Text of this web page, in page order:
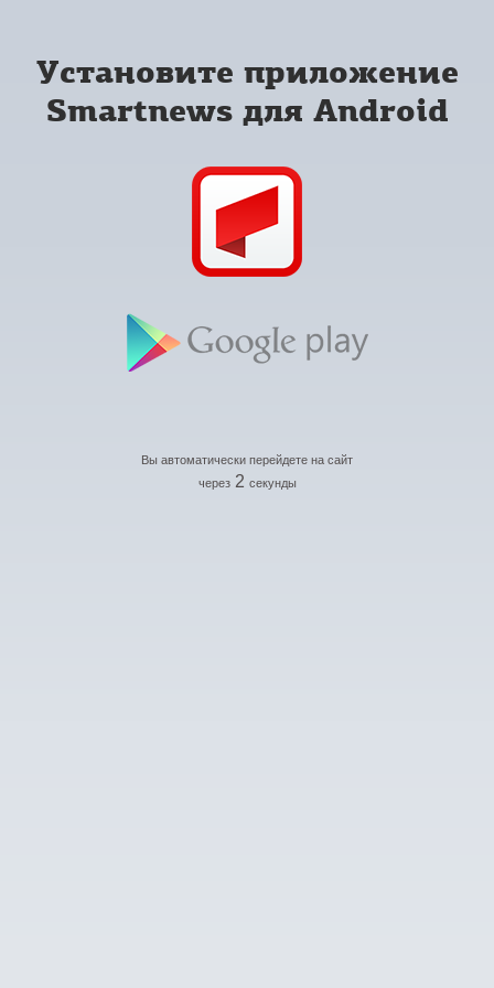
Установите приложение
Smartnews для Android
Вы автоматически перейдете на сайт
через 2 секунды